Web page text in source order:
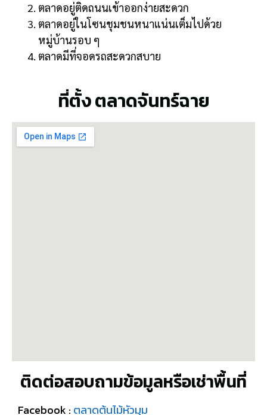
ตลาดอยู่ติดถนนเข้าออกง่ายสะดวก
ตลาดอยู่ในโซนชุมชนหนาแน่นเต็มไปด้วย
หมู่บ้านรอบ ๆ
ตลาดมีที่จอดรถสะดวกสบาย
ที่ตั้ง ตลาดจันทร์ฉาย
ติดต่อสอบถามข้อมูลหรือเช่าพื้นที่
Facebook : ตลาดต้นไม้หัวมุม